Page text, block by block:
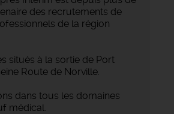
des recrutements de
de la région
situés à la sortie de Port
Route de Norville.
dans tous les domaines
médical.